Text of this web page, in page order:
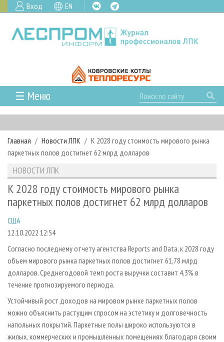
Вход EN
☰ Меню
ГЛАВНАЯ
РУБРИКИ И ТЕМЫ
РУБРИКИ ЖУРНАЛА
ЛЕСОЗАГОТОВКА
ЛЕСОПИЛЕНИЕ
СУШКА ДРЕВЕСИНЫ
ПРОИЗВОДСТВО ДРЕВЕСНЫХ ПЛИТ
ДЕРЕВЯННОЕ ДОМОСТРОЕНИЕ
ПРОИЗВОДСТВО МЕБЕЛИ
БИОЭНЕРГЕТИКА
ЦБП
ИНСТРУМЕНТ И МАТЕРИАЛЫ
НОВОСТИ
НОВОСТИ ЛПК
НОВОСТИ ЖУРНАЛА
ПРОЕКТЫ ЛПИ
АНАЛИТИКА
ПРЕДПРИЯТИЯ ЛПК
ПЕРСОНЫ
МОБИЛЬНЫЕ ВЫСТАВКИ
ОФИЦИАЛЬНЫЕ ДЕЛЕГАЦИИ
ПРИОРИТЕТНЫЕ ИНВЕСТПРОЕКТЫ
RUSSIAN FORESTRY REVIEW
ГАЗЕТА ЛЕСПРОМФОРУМ
БИБЛИОТЕКА СПЕЦИАЛИСТА
АРХИВ
АРХИВ ЖУРНАЛОВ
О ЖУРНАЛЕ
КОНТАКТЫ
РЕКЛАМОДАТЕЛЯМ
РЕКЛАМА
РЕКЛАМА НА САЙТЕ
Главная Новости ЛПК
К 2028 году стоимость мирового рынка
паркетных полов достигнет 62 млрд долларов
НОВОСТИ ЛПК
К 2028 году стоимость мирового рынка
паркетных полов достигнет 62 млрд долларов
США
12.10.2022 12:54
Согласно последнему отчету агентства Reports and Data, к 2028 году
объем мирового рынка паркетных полов достигнет 61,78 млрд
долларов. Среднегодовой темп роста выручки составит 4,3% в
течение прогнозируемого периода.
Устойчивый рост доходов на мировом рынке паркетных полов
можно объяснить растущим спросом на эстетику и долговечность
напольных покрытий. Паркетные полы широко используются в
жилых, коммерческих и промышленных помещениях благодаря своим